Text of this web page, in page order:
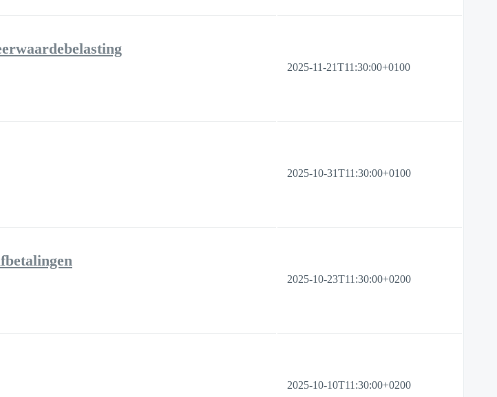
2025-11-21T11:30:00+0100
2025-10-31T11:30:00+0100
2025-10-23T11:30:00+0200
2025-10-10T11:30:00+0200